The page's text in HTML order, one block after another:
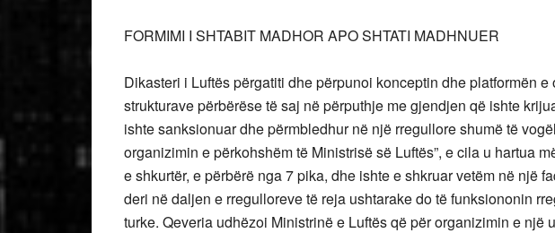
FORMIMI I SHTABIT MADHOR APO SHTATI MADHNUER
Dikasteri i Luftës përgatiti dhe përpunoi konceptin dhe platformën
strukturave përbërëse të saj në përputhje me gjendjen që ishte
ishte sanksionuar dhe përmbledhur në një rregullore shumë të
organizimin e përkohshëm të Ministrisë së Luftës”, e cila u hartua
e shkurtër, e përbërë nga 7 pika, dhe ishte e shkruar vetëm në një
deri në daljen e rregulloreve të reja ushtarake do të funksiononin
turke. Qeveria udhëzoi Ministrinë e Luftës që për organizimin e një